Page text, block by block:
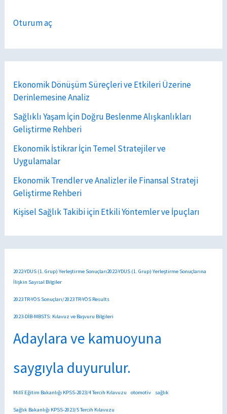
Oturum aç
Ekonomik Dönüşüm Süreçleri ve Etkileri Üzerine
Derinlemesine Analiz
Sağlıklı Yaşam İçin Doğru Beslenme Alışkanlıkları
Geliştirme Rehberi
Ekonomik İstikrar İçin Temel Stratejiler ve
Uygulamalar
Ekonomik Trendler ve Analizler ile Finansal Strateji
Geliştirme Rehberi
Kişisel Sağlık Takibi için Etkili Yöntemler ve İpuçları
2022-YDUS (1. Grup) Yerleştirme Sonuçları2022-YDUS (1. Grup) Yerleştirme Sonuçlarına
İlişkin Sayısal Bilgiler
2023 TR-YÖS Sonuçları/2023 TR-YÖS Results
2023-DİB-MBSTS: Kılavuz ve Başvuru Bilgileri
Adaylara ve kamuoyuna
saygıyla duyurulur.
Millî Eğitim Bakanlığı KPSS-2023/4 Tercih Kılavuzu otomotiv sağlık
Sağlık Bakanlığı KPSS-2023/5 Tercih Kılavuzu